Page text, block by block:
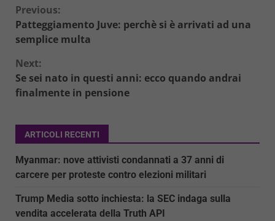
Continue
Reading
Previous:
Patteggiamento Juve: perchè si è arrivati ad una
semplice multa
Next:
Se sei nato in questi anni: ecco quando andrai
finalmente in pensione
ARTICOLI RECENTI
Myanmar: nove attivisti condannati a 37 anni di
carcere per proteste contro elezioni militari
Trump Media sotto inchiesta: la SEC indaga sulla
vendita accelerata della Truth API